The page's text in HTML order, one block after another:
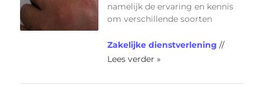
namelijk de ervaring en kennis
om verschillende soorten
Zakelijke dienstverlening //
Lees verder »